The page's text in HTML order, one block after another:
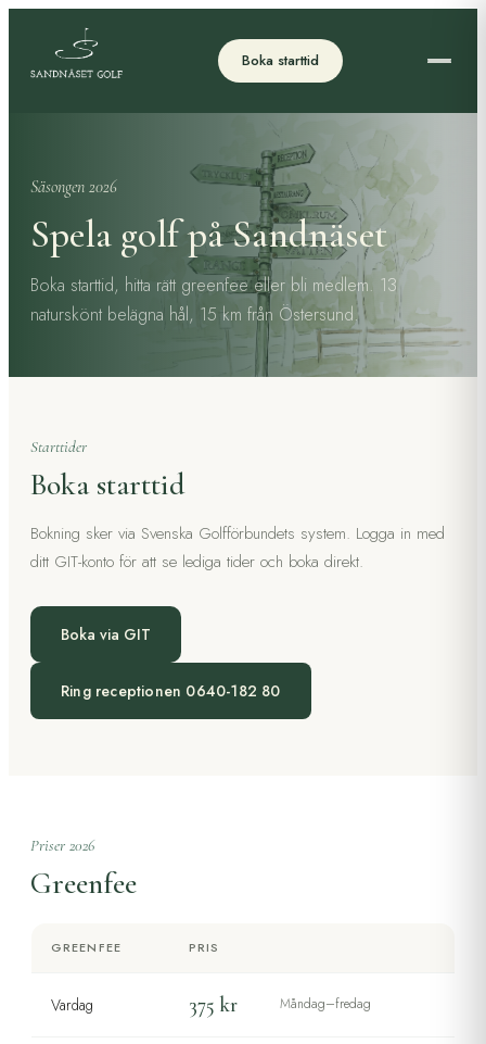
Boka starttid
Säsongen 2026
Spela golf på Sandnäset
Boka starttid, hitta rätt greenfee eller bli medlem. 13
naturskönt belägna hål, 15 km från Östersund.
Starttider
Boka starttid
Bokning sker via Svenska Golfförbundets system. Logga in med
ditt GIT-konto för att se lediga tider och boka direkt.
Boka via GIT
Ring receptionen 0640-182 80
Priser 2026
Greenfee
GREENFEE PRIS
Vardag 375 kr Måndag–fredag